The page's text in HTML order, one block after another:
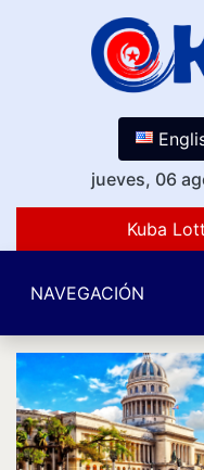
jueves, 06
Kuba
NAVEGACIÓN